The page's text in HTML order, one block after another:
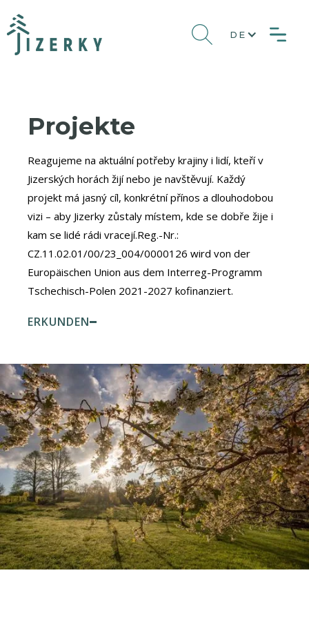
DE
Projekte
Reagujeme na aktuální potřeby krajiny i lidí, kteří v
Jizerských horách žijí nebo je navštěvují. Každý
projekt má jasný cíl, konkrétní přínos a dlouhodobou
vizi – aby Jizerky zůstaly místem, kde se dobře žije i
kam se lidé rádi vracejí.Reg.-Nr.:
CZ.11.02.01/00/23_004/0000126 wird von der
Europäischen Union aus dem Interreg-Programm
Tschechisch-Polen 2021-2027 kofinanziert.
ERKUNDEN